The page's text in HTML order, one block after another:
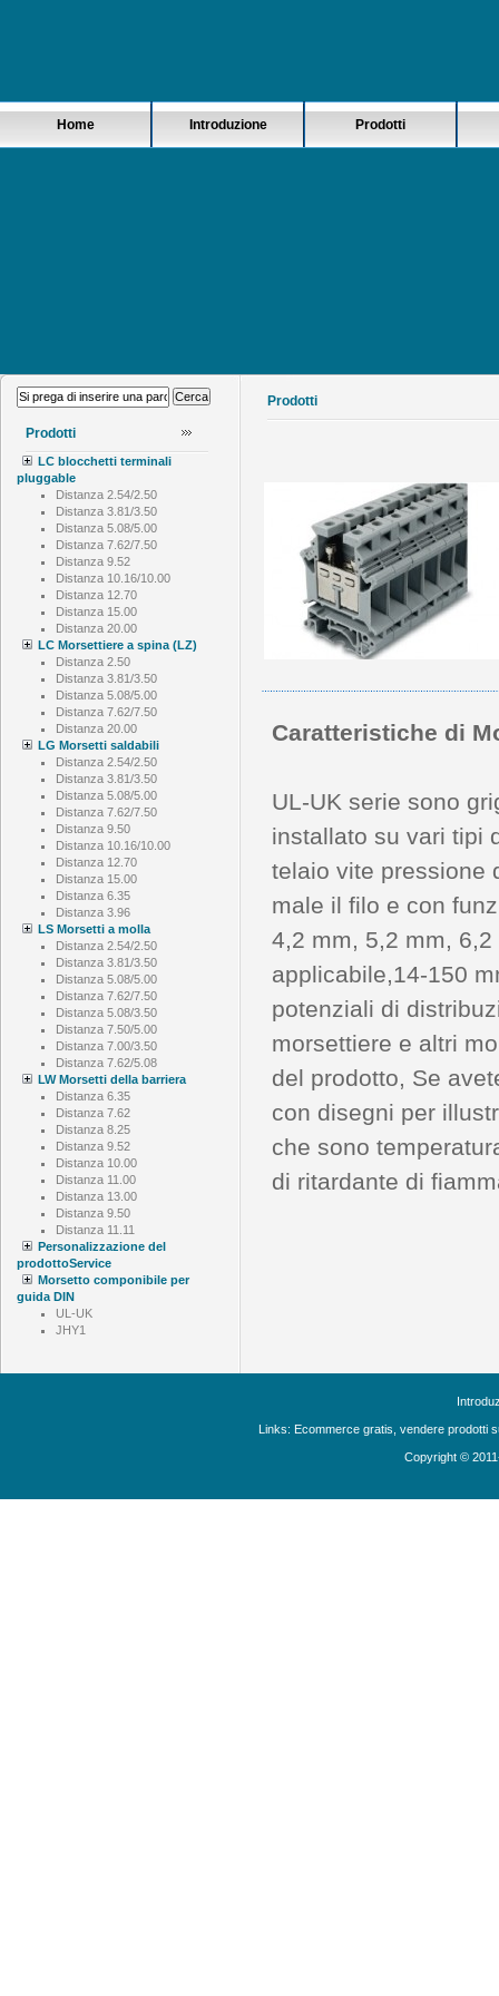
Home Introduzione Prodotti
Prodotti
LC blocchetti terminali
pluggable
Distanza 2.54/2.50
Distanza 3.81/3.50
Distanza 5.08/5.00
Distanza 7.62/7.50
Distanza 9.52
Distanza 10.16/10.00
Distanza 12.70
Distanza 15.00
Distanza 20.00
LC Morsettiere a spina (LZ)
Distanza 2.50
Distanza 3.81/3.50
Distanza 5.08/5.00
Distanza 7.62/7.50
Distanza 20.00
LG Morsetti saldabili
Distanza 2.54/2.50
Distanza 3.81/3.50
Distanza 5.08/5.00
Distanza 7.62/7.50
Distanza 9.50
Distanza 10.16/10.00
Distanza 12.70
Distanza 15.00
Distanza 6.35
Distanza 3.96
LS Morsetti a molla
Distanza 2.54/2.50
Distanza 3.81/3.50
Distanza 5.08/5.00
Distanza 7.62/7.50
Distanza 5.08/3.50
Distanza 7.50/5.00
Distanza 7.00/3.50
Distanza 7.62/5.08
LW Morsetti della barriera
Distanza 6.35
Distanza 7.62
Distanza 8.25
Distanza 9.52
Distanza 10.00
Distanza 11.00
Distanza 13.00
Distanza 9.50
Distanza 11.11
Personalizzazione del
prodottoService
Morsetto componibile per
guida DIN
UL-UK
JHY1
Prodotti
Caratteristiche di
UL-UK serie sono
installato su vari tipi
telaio vite pressione
male il filo e con
4,2 mm, 5,2 mm,
applicabile,14-150
potenziali di
morsettiere e altri
del prodotto, Se
con disegni per
che sono
di ritardante di
Links: Ecommerce gratis, vendere prodotti
Copyright ©